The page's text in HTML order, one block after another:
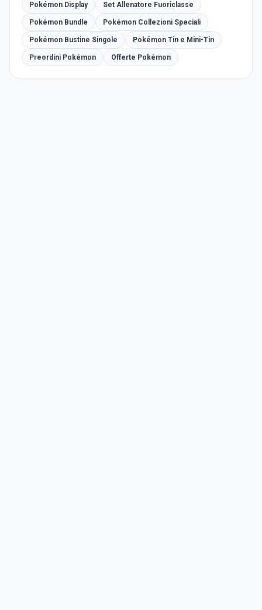
Pokémon Display Set Allenatore Fuoriclasse
Pokémon Bundle Pokémon Collezioni Speciali
Pokémon Bustine Singole Pokémon Tin e Mini-Tin
Preordini Pokémon Offerte Pokémon